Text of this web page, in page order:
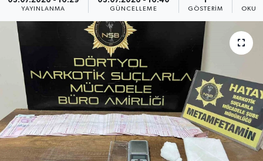
YAYINLANMA GÜNCELLEME GÖSTERIM